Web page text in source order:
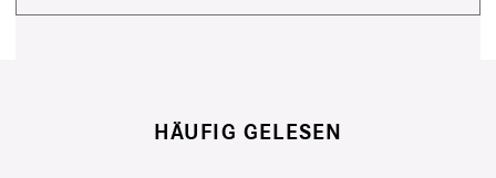
HÄUFIG GELESEN